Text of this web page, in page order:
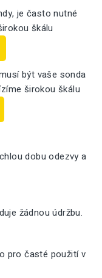
je často nutné
škálu
být vaše sonda
širokou škálu
dobu odezvy a
žádnou údržbu.
pro časté použití v